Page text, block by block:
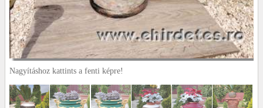
Nagyításhoz kattints a fenti képre!